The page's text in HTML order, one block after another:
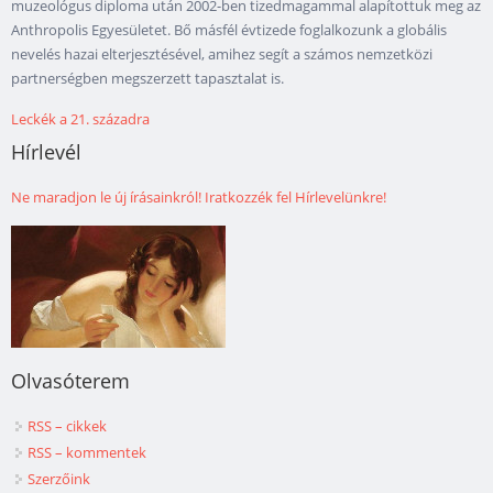
muzeológus diploma után 2002-ben tizedmagammal alapítottuk meg az
Anthropolis Egyesületet. Bő másfél évtizede foglalkozunk a globális
nevelés hazai elterjesztésével, amihez segít a számos nemzetközi
partnerségben megszerzett tapasztalat is.
Leckék a 21. századra
Hírlevél
Ne maradjon le új írásainkról! Iratkozzék fel Hírlevelünkre!
Olvasóterem
RSS – cikkek
RSS – kommentek
Szerzőink